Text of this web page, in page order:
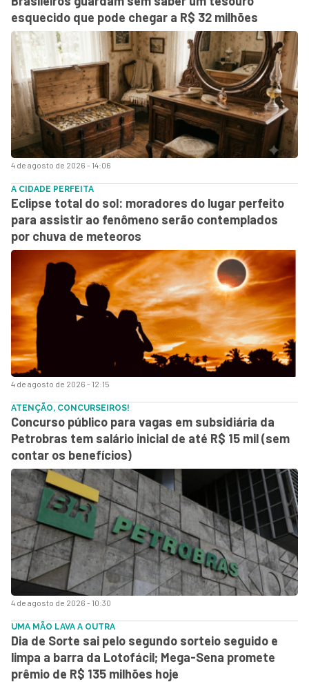
4 de agosto de 2026 - 14:06
esquecido que pode chegar a R$ 32 milhões
4 de agosto de 2026 - 12:15
A CIDADE PERFEITA
Eclipse total do sol: moradores do lugar perfeito
para assistir ao fenômeno serão contemplados
por chuva de meteoros
4 de agosto de 2026 - 10:30
ATENÇÃO, CONCURSEIROS!
Concurso público para vagas em subsidiária da
Petrobras tem salário inicial de até R$ 15 mil (sem
contar os benefícios)
UMA MÃO LAVA A OUTRA
Dia de Sorte sai pelo segundo sorteio seguido e
limpa a barra da Lotofácil; Mega-Sena promete
prêmio de R$ 135 milhões hoje